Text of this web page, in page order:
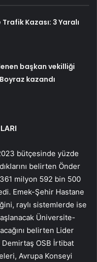
Kazası: 3 Yaralı
başkan vekilliği
kazandı
bütçesinde yüzde
belirten Önder
milyon 592 bin 500
Emek-Şehir Hastane
raylı sistemlerde ise
Üniversite-
belirten Lider
Demirtaş OSB İrtibat
Avrupa Konseyi